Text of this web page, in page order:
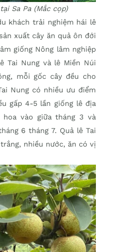
Sa Pa (Mắc cọp)
khách trải nghiệm hái lê
xuất cây ăn quả ôn đới
giống Nông lâm nghiệp
Tai Nung và lê Miền Núi
mỗi gốc cây đều cho
Nung có nhiều ưu điểm
gấp 4-5 lần giống lê địa
hoa vào giữa tháng 3 và
6 tháng 7. Quả lê Tai
nhiều nước, ăn có vị